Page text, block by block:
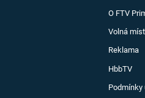
O FTV
Volná
Reklama
HbbTV
Podmínky